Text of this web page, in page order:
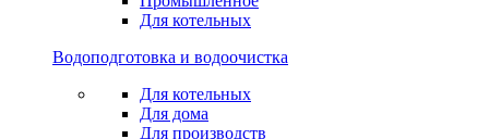
Для котельных
Водоподготовка и водоочистка
Для котельных
Для дома
Для производств